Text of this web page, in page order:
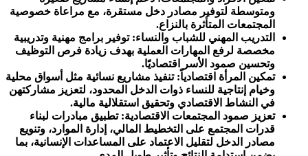
ومتوسطة لتوفير مصادر دخل مستقرة، مع مراعاة خصوصية
المجتمعات المتأثرة بالنزاع.
التدريب المهني للشباب والنساء:توفير برامج مهنية وتدريبية
مخصصة لرفع المهارات العملية بهدف زيادة فرص التوظيف
وتحسين صمود الأسر اقتصاديًا.
تمكين المرأة اقتصادياً:تنفيذ مشاريع نسائية مثل أسواق محلية
وخيام إنتاجية للنساء ذوات الدخل المحدود، لتعزيز مشاركتهن
في النشاط الاقتصادي وتحقيق استقلالية مالية.
تعزيز صمود المجتمعات الاقتصادية:تطبيق مبادرات لبناء
قدرات المجتمع على التخطيط المالي، إدارة الموارد، وتنويع
مصادر الدخل لتقليل الاعتماد على المساعدات الإنسانية، بما